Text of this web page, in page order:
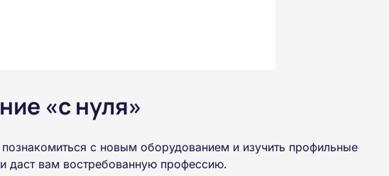
«с нуля»
с новым оборудованием и изучить профильные
даст вам востребованную профессию.